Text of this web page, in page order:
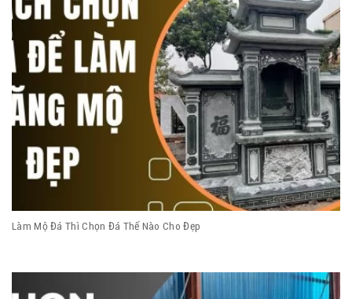
Làm Mộ Đá Thì Chọn Đá Thế Nào Cho Đẹp